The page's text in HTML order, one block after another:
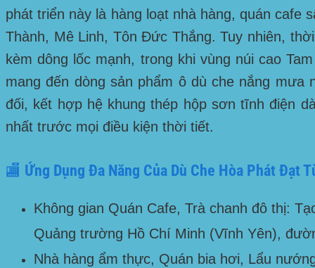
phát triển này là hàng loạt nhà hàng, quán cafe
Thành, Mê Linh, Tôn Đức Thắng. Tuy nhiên,
kèm dông lốc mạnh, trong khi vùng núi cao
mang đến dòng sản phẩm ô dù che nắng mưa
đối, kết hợp hệ khung thép hộp sơn tĩnh điện
nhất trước mọi điều kiện thời tiết.
🏬 Ứng Dụng Đa Năng Của Dù Che Hòa Phát Đạt
Không gian Quán Cafe, Trà chanh đô thị:
Quảng trường Hồ Chí Minh (Vĩnh Yên),
Nhà hàng ẩm thực, Quán bia hơi, Lẩu